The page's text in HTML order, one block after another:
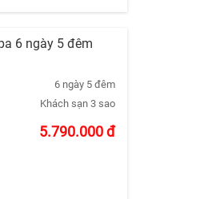
6 ngày 5 đêm
6 ngày 5 đêm
Khách sạn 3 sao
5.790.000đ